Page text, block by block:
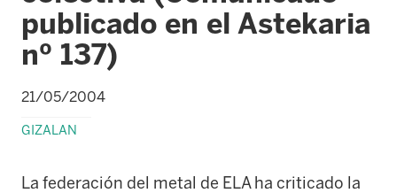
publicado en el Astekaria
nº 137)
21/05/2004
GIZALAN
La federación del metal de ELA ha criticado la